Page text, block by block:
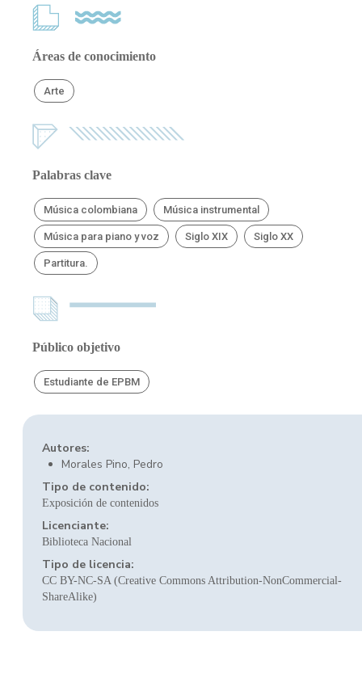
Áreas de conocimiento
Arte
Palabras clave
Música colombiana Música instrumental
Música para piano y voz Siglo XIX Siglo XX
Partitura.
Público objetivo
Estudiante de EPBM
Autores:
Morales Pino, Pedro
Tipo de contenido:
Exposición de contenidos
Licenciante:
Biblioteca Nacional
Tipo de licencia:
CC BY-NC-SA (Creative Commons Attribution-NonCommercial-
ShareAlike)